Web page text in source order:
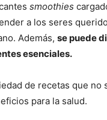
smoothies
a los seres
Además, se puede
esenciales.
de recetas que no
para la salud.